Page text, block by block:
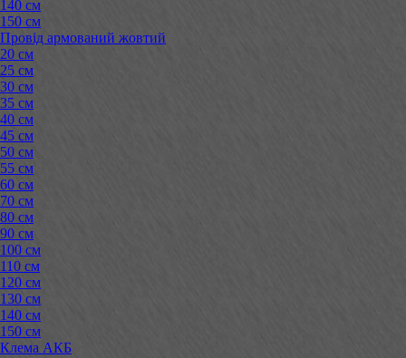
140 см
150 см
Провід армований жовтий
20 см
25 см
30 см
35 см
40 см
45 см
50 см
55 см
60 см
70 см
80 см
90 см
100 см
110 см
120 см
130 см
140 см
150 см
Клема АКБ